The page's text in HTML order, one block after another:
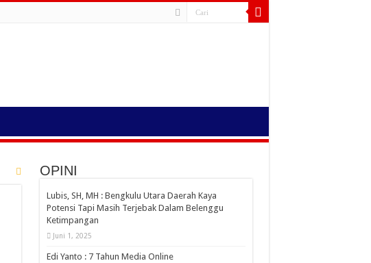
OPINI
Lubis, SH, MH : Bengkulu Utara Daerah Kaya
Potensi Tapi Masih Terjebak Dalam Belenggu
Ketimpangan
Juni 1, 2025
Edi Yanto : 7 Tahun Media Online